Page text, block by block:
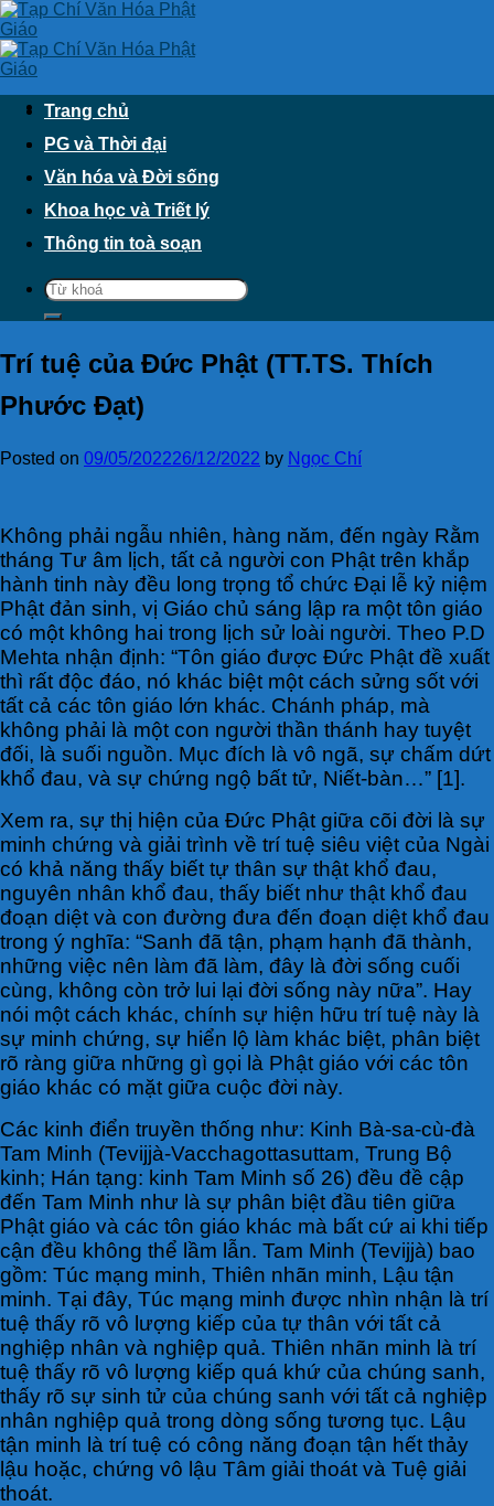
Skip
to
content
Trang chủ
PG và Thời đại
Văn hóa và Đời sống
Khoa học và Triết lý
Thông tin toà soạn
Trí tuệ của Đức Phật (TT.TS. Thích
Phước Đạt)
Posted on 09/05/202226/12/2022 by Ngọc Chí
Không phải ngẫu nhiên, hàng năm, đến ngày Rằm
tháng Tư âm lịch, tất cả người con Phật trên khắp
hành tinh này đều long trọng tổ chức Đại lễ kỷ niệm
Phật đản sinh, vị Giáo chủ sáng lập ra một tôn giáo
có một không hai trong lịch sử loài người. Theo P.D
Mehta nhận định: “Tôn giáo được Đức Phật đề xuất
thì rất độc đáo, nó khác biệt một cách sửng sốt với
tất cả các tôn giáo lớn khác. Chánh pháp, mà
không phải là một con người thần thánh hay tuyệt
đối, là suối nguồn. Mục đích là vô ngã, sự chấm dứt
khổ đau, và sự chứng ngộ bất tử, Niết-bàn…” [1].
Xem ra, sự thị hiện của Đức Phật giữa cõi đời là sự
minh chứng và giải trình về trí tuệ siêu việt của Ngài
có khả năng thấy biết tự thân sự thật khổ đau,
nguyên nhân khổ đau, thấy biết như thật khổ đau
đoạn diệt và con đường đưa đến đoạn diệt khổ đau
trong ý nghĩa: “Sanh đã tận, phạm hạnh đã thành,
những việc nên làm đã làm, đây là đời sống cuối
cùng, không còn trở lui lại đời sống này nữa”. Hay
nói một cách khác, chính sự hiện hữu trí tuệ này là
sự minh chứng, sự hiển lộ làm khác biệt, phân biệt
rõ ràng giữa những gì gọi là Phật giáo với các tôn
giáo khác có mặt giữa cuộc đời này.
Các kinh điển truyền thống như: Kinh Bà-sa-cù-đà
Tam Minh (Tevijjà-Vacchagottasuttam, Trung Bộ
kinh; Hán tạng: kinh Tam Minh số 26) đều đề cập
đến Tam Minh như là sự phân biệt đầu tiên giữa
Phật giáo và các tôn giáo khác mà bất cứ ai khi tiếp
cận đều không thể lầm lẫn. Tam Minh (Tevijjà) bao
gồm: Túc mạng minh, Thiên nhãn minh, Lậu tận
minh. Tại đây, Túc mạng minh được nhìn nhận là trí
tuệ thấy rõ vô lượng kiếp của tự thân với tất cả
nghiệp nhân và nghiệp quả. Thiên nhãn minh là trí
tuệ thấy rõ vô lượng kiếp quá khứ của chúng sanh,
thấy rõ sự sinh tử của chúng sanh với tất cả nghiệp
nhân nghiệp quả trong dòng sống tương tục. Lậu
tận minh là trí tuệ có công năng đoạn tận hết thảy
lậu hoặc, chứng vô lậu Tâm giải thoát và Tuệ giải
thoát.